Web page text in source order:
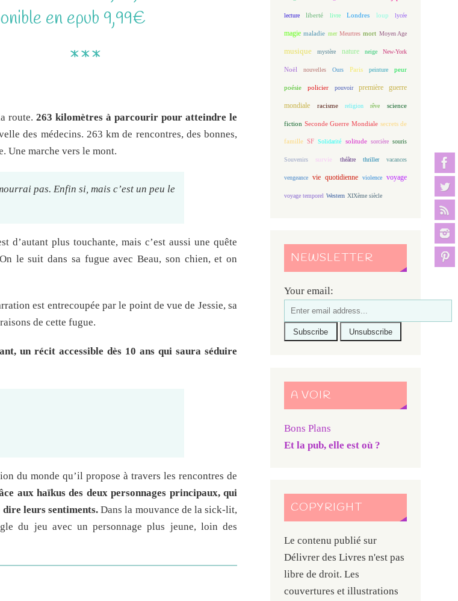
en epub 9,99€
***
route. 263 kilomètres à parcourir pour atteindre le
des médecins. 263 km de rencontres, des bonnes,
Une marche vers le mont.
pas. Enfin si, mais c’est un peu le
d’autant plus touchante, mais c’est aussi une quête
le suit dans sa fugue avec Beau, son chien, et on
est entrecoupée par le point de vue de Jessie, sa
de cette fugue.
un récit accessible dès 10 ans qui saura séduire
du monde qu’il propose à travers les rencontres de
aux haïkus des deux personnages principaux, qui
leurs sentiments. Dans la mouvance de la sick-lit,
du jeu avec un personnage plus jeune, loin des
lecture liberté livre Londres loup lycée
magie maladie mer Meurtres mort Moyen Age
musique mystère nature neige New-York
Noël nouvelles Ours Paris peinture peur
poésie policier pouvoir première guerre
mondiale racisme religion rêve science
fiction Seconde Guerre Mondiale secrets de
famille SF Solidarité solitude sorcière souris
Souvenirs survie théâtre thriller vacances
vengeance vie quotidienne violence voyage
voyage temporel Western XIXème siècle
NEWSLETTER
Your email:
A VOIR
Bons Plans
Et la pub, elle est où ?
COPYRIGHT
Le contenu publié sur
Délivrer des Livres n'est pas
libre de droit. Les
couvertures et illustrations